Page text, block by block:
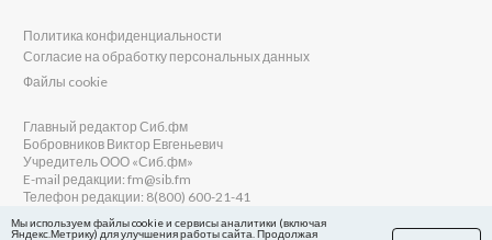
Политика конфиденциальности
Согласие на обработку персональных данных
Файлы cookie
Главный редактор Сиб.фм
Бобровников Виктор Евгеньевич
Учредитель ООО «Сиб.фм»
E-mail редакции: fm@sib.fm
Телефон редакции: 8(800) 600-21-41
Мы используем файлы cookie и сервисы аналитики (включая
Яндекс.Метрику) для улучшения работы сайта. Продолжая